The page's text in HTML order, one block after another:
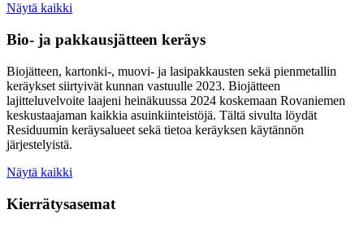
Näytä kaikki
Bio- ja pakkausjätteen keräys
Biojätteen, kartonki-, muovi- ja lasipakkausten sekä pienmetallin
keräykset siirtyivät kunnan vastuulle 2023. Biojätteen
lajitteluvelvoite laajeni heinäkuussa 2024 koskemaan Rovaniemen
keskustaajaman kaikkia asuinkiinteistöjä. Tältä sivulta löydät
Residuumin keräysalueet sekä tietoa keräyksen käytännön
järjestelyistä.
Näytä kaikki
Kierrätysasemat